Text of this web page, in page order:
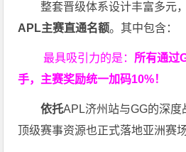
整套晋级体系设计丰富多元
APL主赛直通名额。其中包含：
最具吸引力的是： 所有通过
手，主赛奖励统一加码10%！
依托APL济州站与GG的深
顶级赛事资源也正式落地亚洲赛场